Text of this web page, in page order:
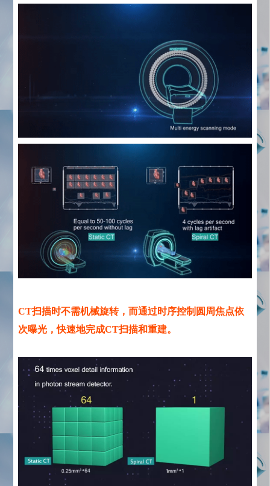
CT扫描时不需机械旋转，而通过时序控制圆周焦点依
次曝光，快速地完成CT扫描和重建。